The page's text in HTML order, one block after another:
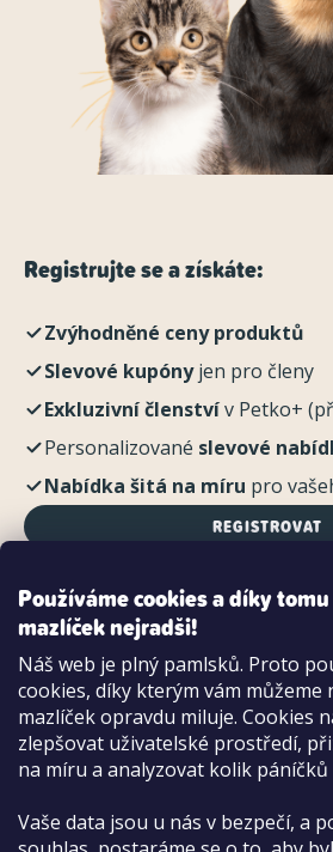
Používáme cookies a díky
mazlíček nejradši!
Náš web je plný pamlsků. Proto
cookies, díky kterým vám můžeme
mazlíček opravdu miluje. Cookies
zlepšovat uživatelské prostředí,
na míru a analyzovat kolik
Vaše data jsou u nás v bezpečí, a
Registrujte se a získáte:
Zvýhodněné ceny produktů
Slevové kupónyjen pro členy
Exkluzivní členstvív Petko+
Personalizované slevové
Nabídka šitá na míru pro
REGISTROVAT
Možnosti platby:
Hotově i kartou na pobočce